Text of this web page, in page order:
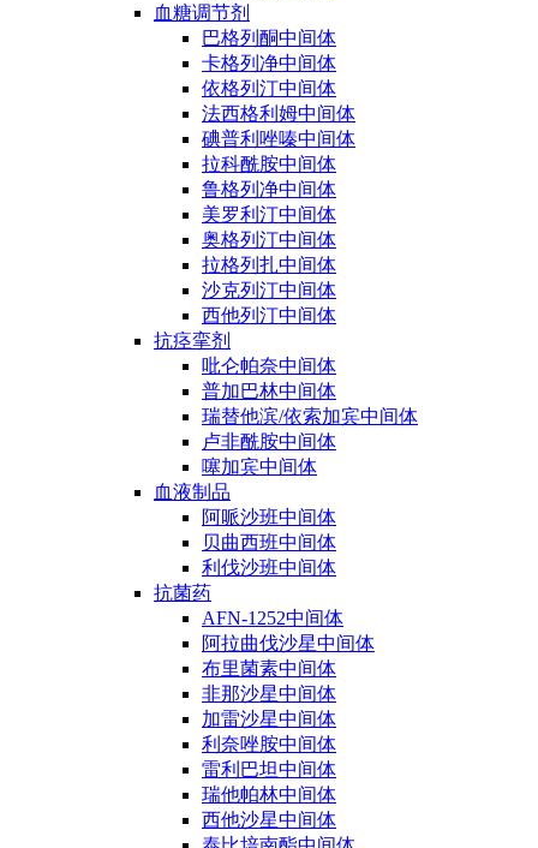
血糖调节剂
巴格列酮中间体
卡格列净中间体
依格列汀中间体
法西格利姆中间体
碘普利唑嗪中间体
拉科酰胺中间体
鲁格列净中间体
美罗利汀中间体
奥格列汀中间体
拉格列扎中间体
沙克列汀中间体
西他列汀中间体
抗痉挛剂
吡仑帕奈中间体
普加巴林中间体
瑞替他滨/依索加宾中间体
卢非酰胺中间体
噻加宾中间体
血液制品
阿哌沙班中间体
贝曲西班中间体
利伐沙班中间体
抗菌药
AFN-1252中间体
阿拉曲伐沙星中间体
布里菌素中间体
非那沙星中间体
加雷沙星中间体
利奈唑胺中间体
雷利巴坦中间体
瑞他帕林中间体
西他沙星中间体